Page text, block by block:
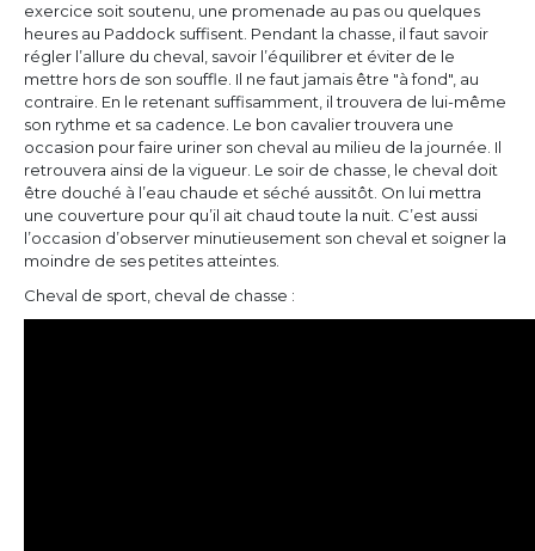
exercice soit soutenu, une promenade au pas ou quelques
heures au Paddock suffisent. Pendant la chasse, il faut savoir
régler l’allure du cheval, savoir l’équilibrer et éviter de le
mettre hors de son souffle. Il ne faut jamais être "à fond", au
contraire. En le retenant suffisamment, il trouvera de lui-même
son rythme et sa cadence. Le bon cavalier trouvera une
occasion pour faire uriner son cheval au milieu de la journée. Il
retrouvera ainsi de la vigueur. Le soir de chasse, le cheval doit
être douché à l’eau chaude et séché aussitôt. On lui mettra
une couverture pour qu’il ait chaud toute la nuit. C’est aussi
l’occasion d’observer minutieusement son cheval et soigner la
moindre de ses petites atteintes.
Cheval de sport, cheval de chasse :